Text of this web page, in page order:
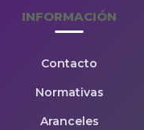
INFORMACIÓN
Contacto
Normativas
Aranceles